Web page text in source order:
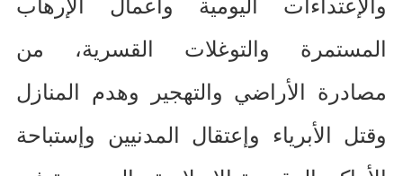
والإعتداءات اليومية وأعمال الإرهاب
المستمرة والتوغلات القسرية، من
مصادرة الأراضي والتهجير وهدم المنازل
وقتل الأبرياء وإعتقال المدنيين وإستباحة